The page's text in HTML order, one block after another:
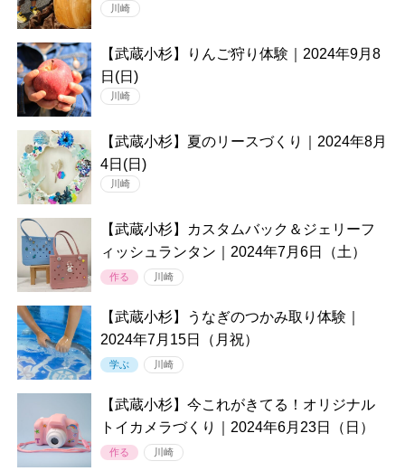
川崎
【武蔵小杉】りんご狩り体験｜2024年9月8
日(日)
川崎
【武蔵小杉】夏のリースづくり｜2024年8月
4日(日)
川崎
【武蔵小杉】カスタムバック＆ジェリーフ
ィッシュランタン｜2024年7月6日（土）
作る 川崎
【武蔵小杉】うなぎのつかみ取り体験｜
2024年7月15日（月祝）
学ぶ 川崎
【武蔵小杉】今これがきてる！オリジナル
トイカメラづくり｜2024年6月23日（日）
作る 川崎